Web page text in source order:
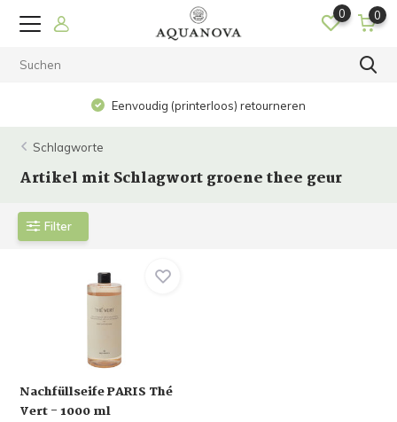
0 0
Eenvoudig (printerloos) retourneren
Schlagworte
Artikel mit Schlagwort groene thee geur
Filter
Nachfüllseife PARIS Thé
Vert - 1000 ml